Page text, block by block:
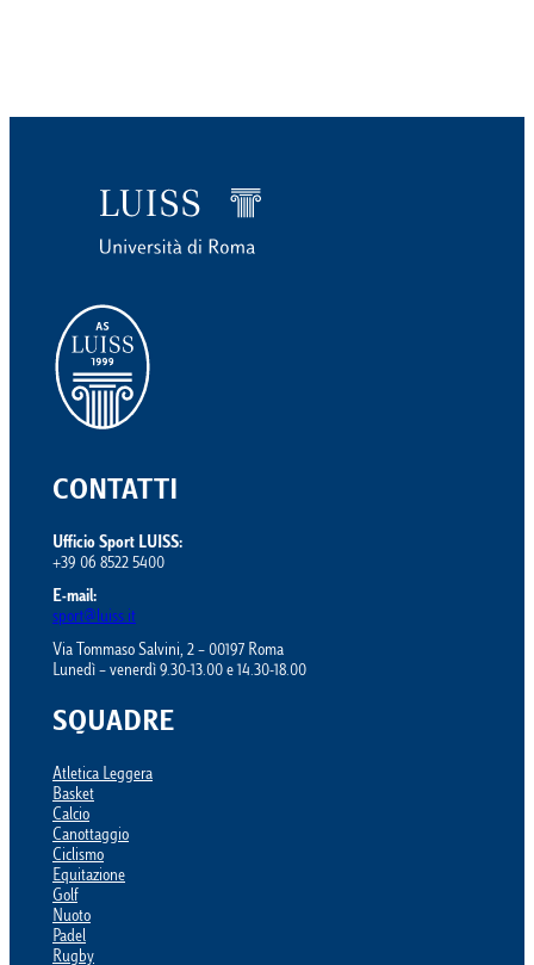
CONTATTI
Ufficio Sport LUISS:
+39 06 8522 5400
E-mail:
sport@luiss.it
Via Tommaso Salvini, 2 – 00197 Roma
Lunedì – venerdì 9.30-13.00 e 14.30-18.00
SQUADRE
Atletica Leggera
Basket
Calcio
Canottaggio
Ciclismo
Equitazione
Golf
Nuoto
Padel
Rugby